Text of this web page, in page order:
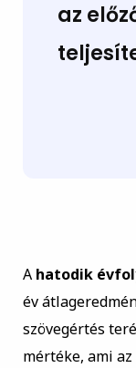
az
Ahatodik
év
szövegértés
mértéke, ami